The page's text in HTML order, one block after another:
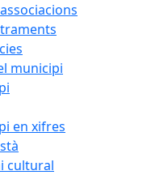
municipi
en xifres
cultural